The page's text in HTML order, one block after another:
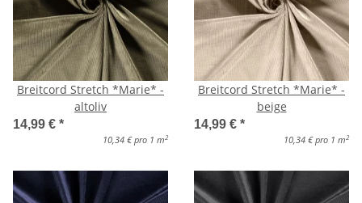
Breitcord Stretch *Marie* -
altoliv
14,99 € *
10,34 € pro 1 m 2
Breitcord Stretch *Marie* -
beige
14,99 € *
10,34 € pro 1 m 2